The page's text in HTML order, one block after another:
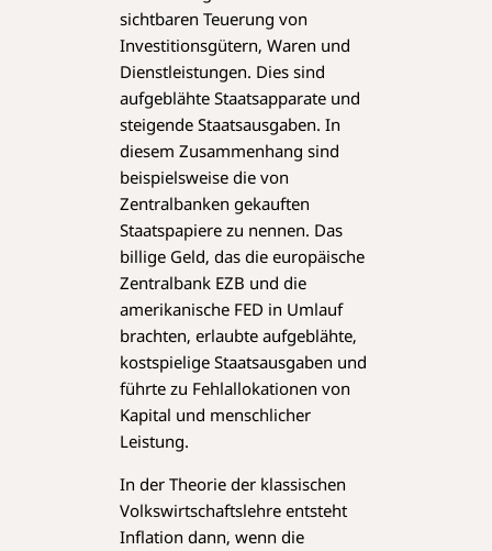
sichtbaren Teuerung von
Investitionsgütern, Waren und
Dienstleistungen. Dies sind
aufgeblähte Staatsapparate und
steigende Staatsausgaben. In
diesem Zusammenhang sind
beispielsweise die von
Zentralbanken gekauften
Staatspapiere zu nennen. Das
billige Geld, das die europäische
Zentralbank EZB und die
amerikanische FED in Umlauf
brachten, erlaubte aufgeblähte,
kostspielige Staatsausgaben und
führte zu Fehlallokationen von
Kapital und menschlicher
Leistung.
In der Theorie der klassischen
Volkswirtschaftslehre entsteht
Inflation dann, wenn die